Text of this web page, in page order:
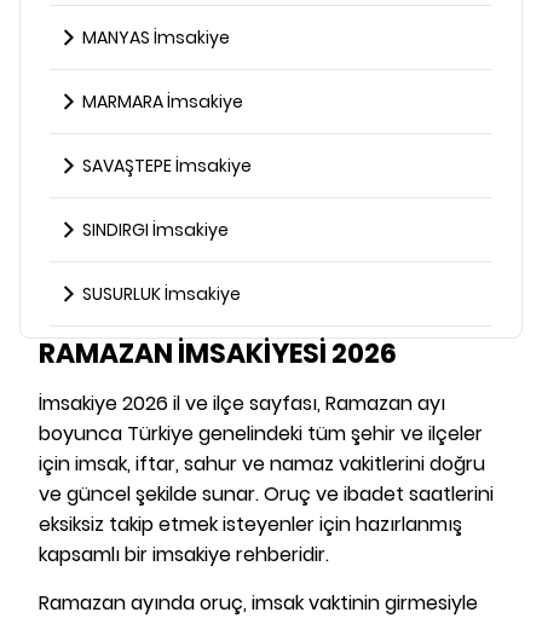
MANYAS İmsakiye
MARMARA İmsakiye
SAVAŞTEPE İmsakiye
SINDIRGI İmsakiye
SUSURLUK İmsakiye
RAMAZAN İMSAKİYESİ 2026
İmsakiye 2026 il ve ilçe sayfası, Ramazan ayı
boyunca Türkiye genelindeki tüm şehir ve ilçeler
için imsak, iftar, sahur ve namaz vakitlerini doğru
ve güncel şekilde sunar. Oruç ve ibadet saatlerini
eksiksiz takip etmek isteyenler için hazırlanmış
kapsamlı bir imsakiye rehberidir.
Ramazan ayında oruç, imsak vaktinin girmesiyle